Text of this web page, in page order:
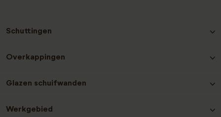
Schuttingen
Hout-beton schutting Nobifix
Hout-beton schutting Grenen Zwart
Hout-beton schutting Redwood
Overkappingen
Glazen schuifwanden
Werkgebied